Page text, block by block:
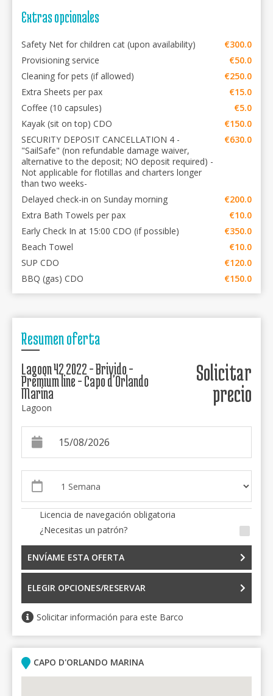
Extras opcionales
Safety Net for children cat (upon availability)
€300.0
Provisioning service
€50.0
Cleaning for pets (if allowed)
€250.0
Extra Sheets per pax
€15.0
Coffee (10 capsules)
€5.0
Kayak (sit on top) CDO
€150.0
SECURITY DEPOSIT CANCELLATION 4 -
"SailSafe" (non refundable damage waiver,
alternative to the deposit; NO deposit required) -
Not applicable for flotillas and charters longer
than two weeks-
€630.0
Delayed check-in on Sunday morning
€200.0
Extra Bath Towels per pax
€10.0
Early Check In at 15:00 CDO (if possible)
€350.0
Beach Towel
€10.0
SUP CDO
€120.0
BBQ (gas) CDO
€150.0
Resumen oferta
Lagoon 42 2022 - Brivido -
Premium line - Capo d'Orlando
Marina
Lagoon
Solicitar
precio
Licencia de navegación obligatoria
¿Necesitas un patrón?
ENVÍAME ESTA OFERTA
ELEGIR OPCIONES/RESERVAR
Solicitar información para este Barco
CAPO D'ORLANDO MARINA